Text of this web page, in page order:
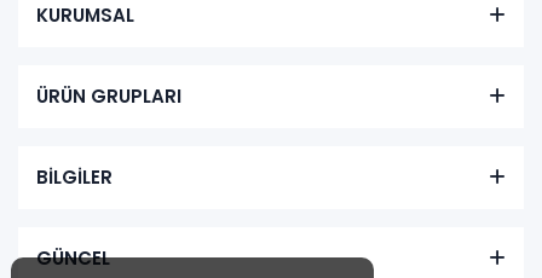
KURUMSAL
ÜRÜN GRUPLARI
BİLGİLER
GÜNCEL